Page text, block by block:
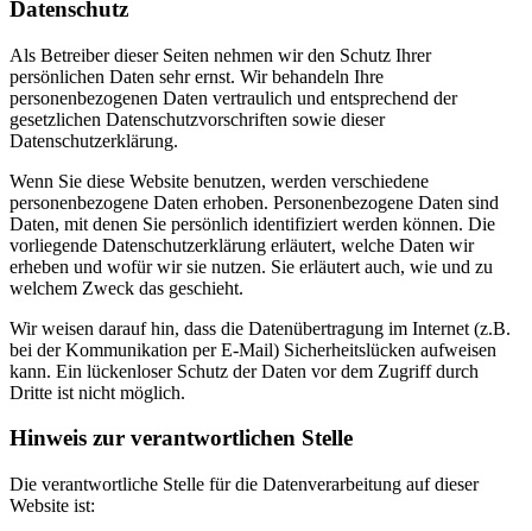
Datenschutz
Als Betreiber dieser Seiten nehmen wir den Schutz Ihrer
persönlichen Daten sehr ernst. Wir behandeln Ihre
personenbezogenen Daten vertraulich und entsprechend der
gesetzlichen Datenschutzvorschriften sowie dieser
Datenschutzerklärung.
Wenn Sie diese Website benutzen, werden verschiedene
personenbezogene Daten erhoben. Personenbezogene Daten sind
Daten, mit denen Sie persönlich identifiziert werden können. Die
vorliegende Datenschutzerklärung erläutert, welche Daten wir
erheben und wofür wir sie nutzen. Sie erläutert auch, wie und zu
welchem Zweck das geschieht.
Wir weisen darauf hin, dass die Datenübertragung im Internet (z.B.
bei der Kommunikation per E-Mail) Sicherheitslücken aufweisen
kann. Ein lückenloser Schutz der Daten vor dem Zugriff durch
Dritte ist nicht möglich.
Hinweis zur verantwortlichen Stelle
Die verantwortliche Stelle für die Datenverarbeitung auf dieser
Website ist: